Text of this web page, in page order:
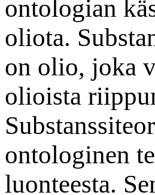
ontologian
oliota.
on olio, joka
olioista
ontologinen
luonteesta.